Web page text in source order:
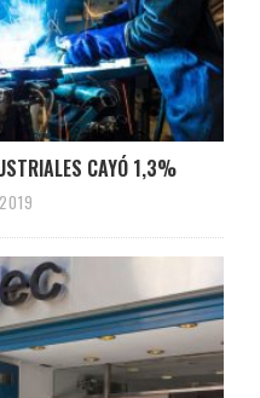
CAYÓ 1,3%